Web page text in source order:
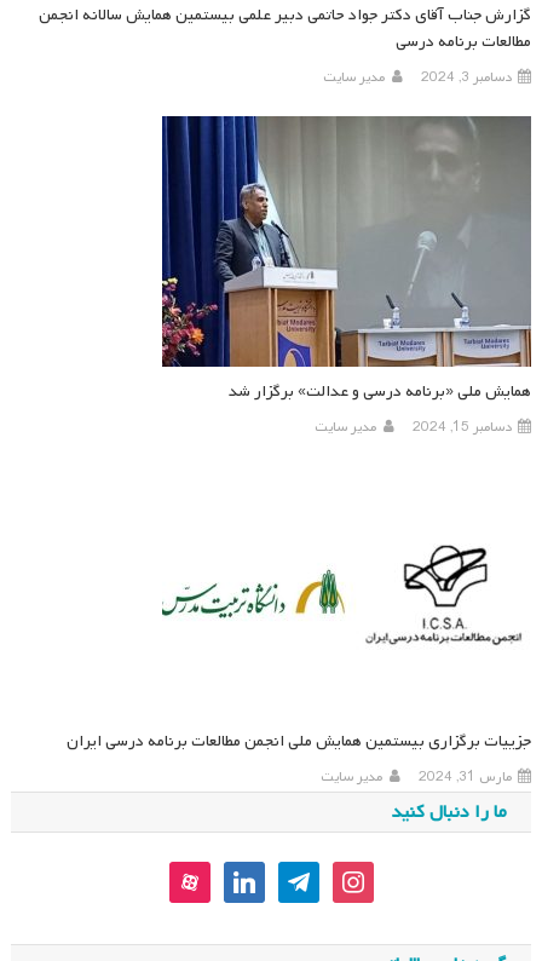
گزارش جناب آقای دکتر جواد حاتمی دبیر علمی بیستمین همایش سالانه انجمن
مطالعات برنامه درسی
دسامبر 3, 2024 مدیر سایت
همایش ملی «برنامه درسی و عدالت» برگزار شد
دسامبر 15, 2024 مدیر سایت
جزییات برگزاری بیستمین همایش ملی انجمن مطالعات برنامه درسی ایران
مارس 31, 2024 مدیر سایت
ما را دنبال کنید
instagram
telegram
linkedin
aparat